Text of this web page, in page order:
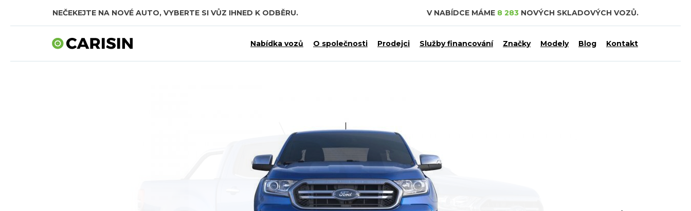
NEČEKEJTE NA NOVÉ AUTO, VYBERTE SI VŮZ IHNED K ODBĚRU.
SKLADOVÁ AUTA V CELKOVÉ HODNOTĚ TÉMĚŘ 7,5 MILIARDY KČ. V NABÍDCE MÁME 8 283 NOVÝCH SKLADOVÝCH VOZŮ.
Nabídka vozů O společnosti Prodejci Služby financování Značky Modely Blog Kontakt